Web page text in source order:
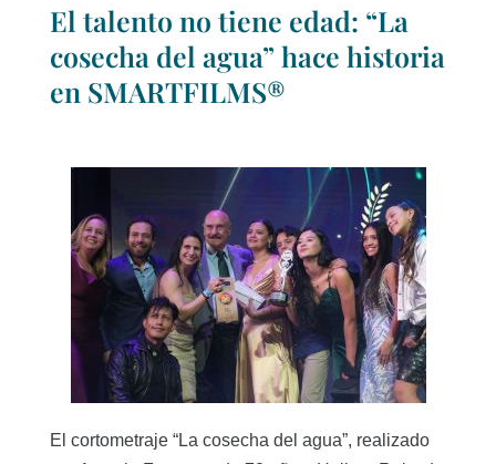
El talento no tiene edad: “La
cosecha del agua” hace historia
en SMARTFILMS®
El cortometraje “La cosecha del agua”, realizado